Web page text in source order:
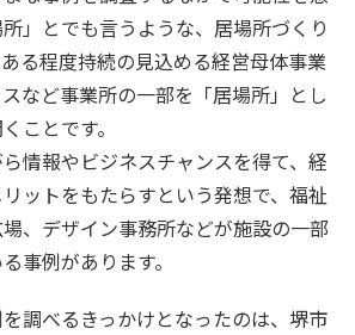
」とでも言うような、居場所づくり
る程度持続の見込める経営母体事業
など事業所の一部を「居場所」とし
ことです。
情報やビジネスチャンスを得て、経
ットをもたらすという発想で、福祉
、デザイン事務所などが施設の一部
事例があります。
調べるきっかけとなったのは、堺市